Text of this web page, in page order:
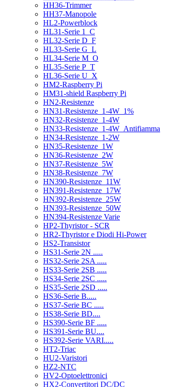
HH36-Trimmer
HH37-Manopole
HL2-Powerblock
HL31-Serie 1_C
HL32-Serie D_F
HL33-Serie G_L
HL34-Serie M_O
HL35-Serie P_T
HL36-Serie U_X
HM2-Raspberry Pi
HM31-shield Raspberry Pi
HN2-Resistenze
HN31-Resistenze_1-4W_1%
HN32-Resistenze_1-4W
HN33-Resistenze_1-4W_Antifiamma
HN34-Resistenze_1-2W
HN35-Resistenze_1W
HN36-Resistenze_2W
HN37-Resistenze_5W
HN38-Resistenze_7W
HN390-Resistenze_11W
HN391-Resistenze_17W
HN392-Resistenze_25W
HN393-Resistenze_50W
HN394-Resistenze Varie
HP2-Thyristor - SCR
HR2-Thyristor e Diodi Hi-Power
HS2-Transistor
HS31-Serie 2N .....
HS32-Serie 2SA .....
HS33-Serie 2SB .....
HS34-Serie 2SC .....
HS35-Serie 2SD .....
HS36-Serie B.....
HS37-Serie BC .....
HS38-Serie BD....
HS390-Serie BF .....
HS391-Serie BU....
HS392-Serie VARI.....
HT2-Triac
HU2-Varistori
HZ2-NTC
HV2-Optoelettronici
HX2-Convertitori DC/DC